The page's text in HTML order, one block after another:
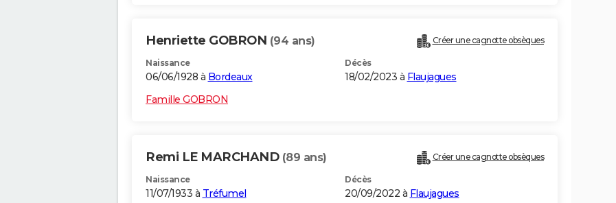
Henriette GOBRON (94 ans) Créer une cagnotte obsèques
Naissance
06/06/1928 à Bordeaux
Décès
18/02/2023 à Flaujagues
Famille GOBRON
Remi LE MARCHAND (89 ans) Créer une cagnotte obsèques
Naissance
11/07/1933 à Tréfumel
Décès
20/09/2022 à Flaujagues